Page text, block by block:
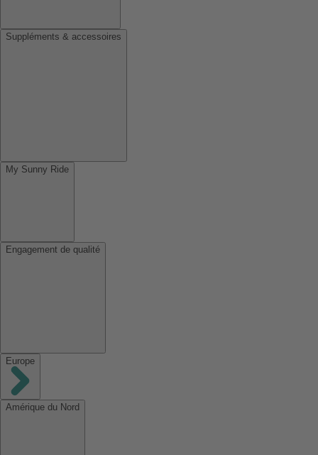
Suppléments & accessoires
My Sunny Ride
Engagement de qualité
Europe
Amérique du Nord